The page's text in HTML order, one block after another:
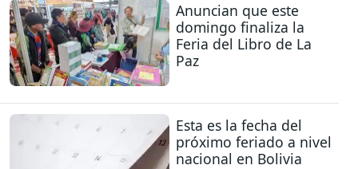
Anuncian que este
domingo finaliza la
Feria del Libro de La
Paz
Esta es la fecha del
próximo feriado a nivel
nacional en Bolivia